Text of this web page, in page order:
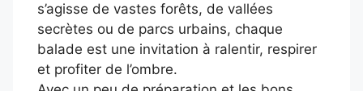
s’agisse de vastes forêts, de vallées
secrètes ou de parcs urbains, chaque
balade est une invitation à ralentir, respirer
et profiter de l’ombre.